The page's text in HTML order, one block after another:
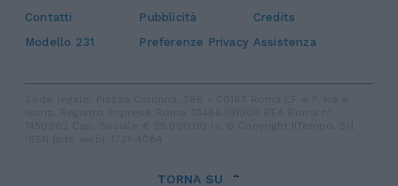
Contatti Pubblicità
Credits
Modello 231
Preferenze Privacy Assistenza
TORNA SU